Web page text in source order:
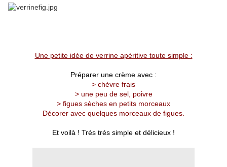
Une petite idée de verrine apéritive toute simple :
Préparer une crème avec :
> chèvre frais
> une peu de sel, poivre
> figues sèches en petits morceaux
Décorer avec quelques morceaux de figues.
Et voilà ! Trés trés simple et délicieux !